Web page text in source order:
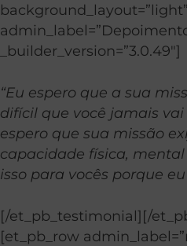
background_layout=”light”
_builder_version=”3.0.49″]
“Eu espero que a sua
difícil que você jamais
espero que sua missão
capacidade física,
isso para vocês porque
[/et_pb_testimonial][/
[et_pb_row